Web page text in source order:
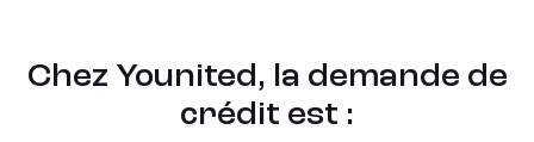
Chez Younited, la demande de
crédit est :